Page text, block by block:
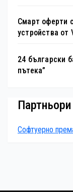
Смарт оферти
устройства от
24 български
пътека”
Партньори
Софтуерно